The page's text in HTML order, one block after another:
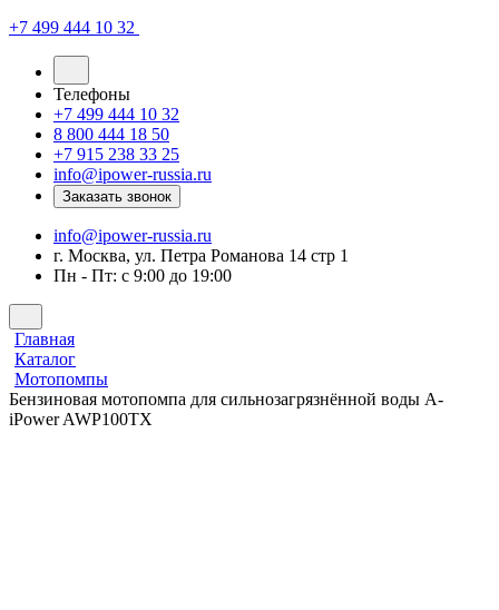
+7 499 444 10 32
Телефоны
+7 499 444 10 32
8 800 444 18 50
+7 915 238 33 25
info@ipower-russia.ru
Заказать звонок
info@ipower-russia.ru
г. Москва, ул. Петра Романова 14 стр 1
Пн - Пт: с 9:00 до 19:00
Главная
Каталог
Мотопомпы
Бензиновая мотопомпа для сильнозагрязнённой воды A-
iPower AWP100TX